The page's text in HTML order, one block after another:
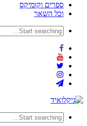
ספרים וקומיקס
וכל השאר